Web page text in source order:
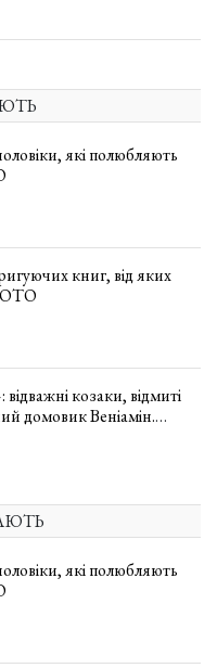
які полюбляють
книг, від яких
козаки, відмиті
домовик Веніамін.
які полюбляють